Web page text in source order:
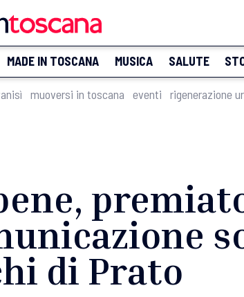
MADE IN TOSCANA MUSICA SALUTE
muoversi in toscana eventi rigenerazione
di Prato